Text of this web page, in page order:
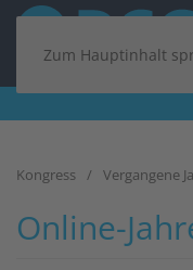
Zum Hauptinhalt
Kongress Vergangene
Online-